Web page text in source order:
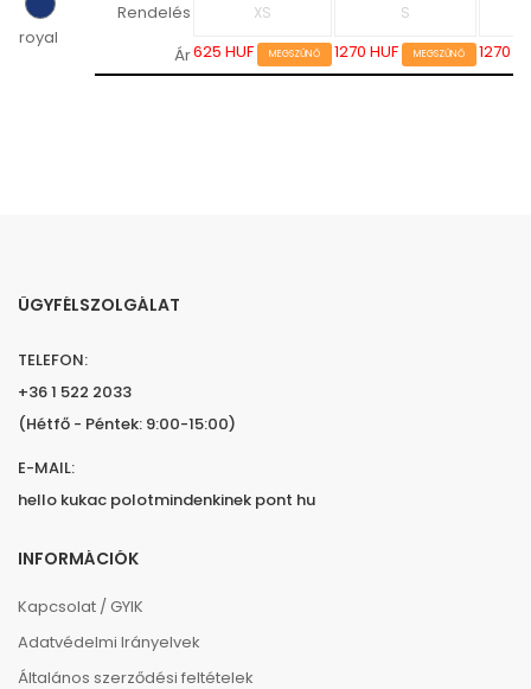
royal
Rendelés
Ár625 HUF MEGSZŰNŐ 1270 HUF MEGSZŰNŐ 1270
ÜGYFÉLSZOLGÁLAT
TELEFON:
+36 1 522 2033
(Hétfő - Péntek: 9:00-15:00)
E-MAIL:
hello kukac polotmindenkinek pont hu
INFORMÁCIÓK
Kapcsolat / GYIK
Adatvédelmi Irányelvek
Általános szerződési feltételek